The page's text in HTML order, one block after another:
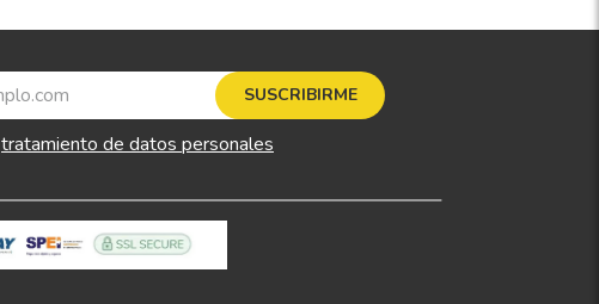
SUSCRIBIRME
tratamiento de datos personales